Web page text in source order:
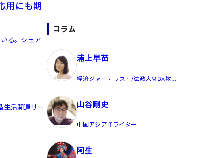
用にも期
る。シェア
生活関連サー
コラム
浦上早苗
経済ジャーナリスト/法政大MBA教
山谷剛史
中国アジアITライター
阿生